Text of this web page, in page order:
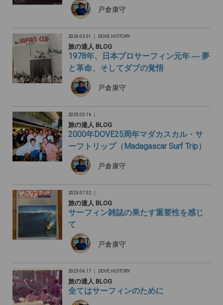
戸倉康守
2026.03.01 ｜ DOVE HISTORY
旅の達人 BLOG
1978年、日本プロサーフィン元年 ― 夢
と革命、そしてダブの覚悟
戸倉康守
2025.05.16 ｜
旅の達人 BLOG
2000年DOVE25周年マダカスカル・サ
ーフトリップ（Madagascar Surf Trip）
戸倉康守
2023.07.02 ｜
旅の達人 BLOG
サーフィン雑誌の果たす重要性を感じ
て
戸倉康守
2023.04.17 ｜ DOVE HISTORY
旅の達人 BLOG
全てはサーフィンのために